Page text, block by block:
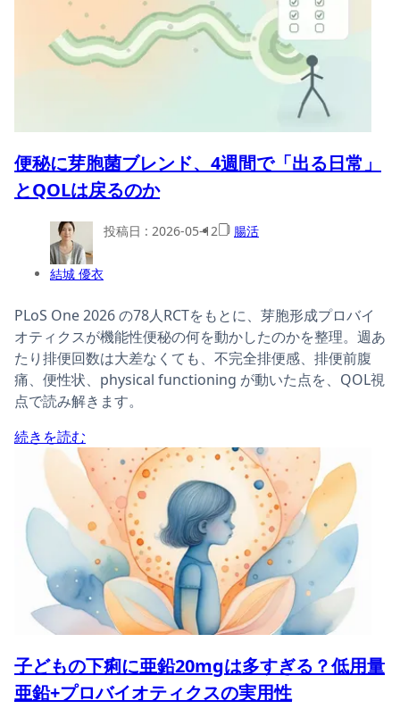
便秘に芽胞菌ブレンド、4週間で「出る日常」
とQOLは戻るのか
結城 優衣
投稿日 : 2026-05-12 腸活
PLoS One 2026 の78人RCTをもとに、芽胞形成プロバイ
オティクスが機能性便秘の何を動かしたのかを整理。週あ
たり排便回数は大差なくても、不完全排便感、排便前腹
痛、便性状、physical functioning が動いた点を、QOL視
点で読み解きます。
続きを読む
子どもの下痢に亜鉛20mgは多すぎる？低用量
亜鉛+プロバイオティクスの実用性